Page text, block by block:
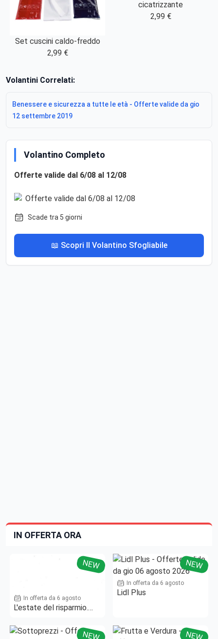
Set cuscini caldo-freddo
2,99 €
cicatrizzante
2,99 €
Volantini Correlati:
Benessere e sicurezza a tutte le età - Offerte valide da gio
12 settembre 2019
Volantino Completo
Offerte valide dal 6/08 al 12/08
Scade tra 5 giorni
📖 Scopri Il Volantino Sfogliabile
IN OFFERTA ORA
NEW
In offerta da 6 agosto
L'estate del risparmio.
NEW
In offerta da 6 agosto
Lidl Plus
NEW NEW